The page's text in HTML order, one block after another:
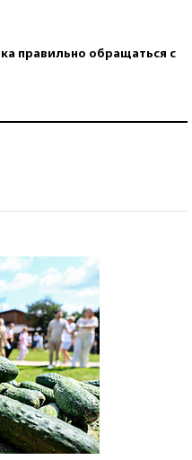
правильно обращаться с